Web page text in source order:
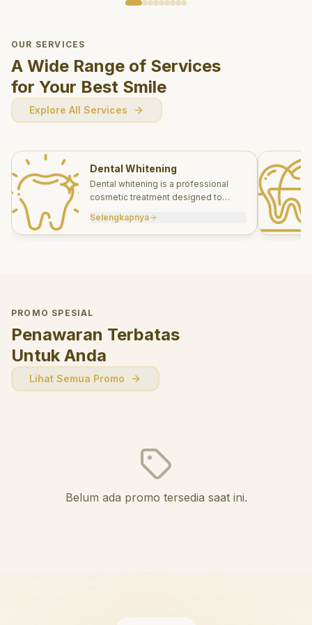
OUR SERVICES
A Wide Range of Services
for Your Best Smile
Explore All Services
Dental Whitening
Dental whitening is a professional
cosmetic treatment designed to
effectively.
Selengkapnya
PROMO SPESIAL
Penawaran Terbatas
Untuk Anda
Lihat Semua Promo
Belum ada promo tersedia saat ini.